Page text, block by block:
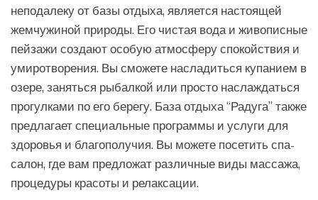
неподалеку от базы отдыха, является настоящей
жемчужиной природы. Его чистая вода и живописные
пейзажи создают особую атмосферу спокойствия и
умиротворения. Вы сможете насладиться купанием в
озере, заняться рыбалкой или просто наслаждаться
прогулками по его берегу. База отдыха “Радуга” также
предлагает специальные программы и услуги для
здоровья и благополучия. Вы можете посетить спа-
салон, где вам предложат различные виды массажа,
процедуры красоты и релаксации.